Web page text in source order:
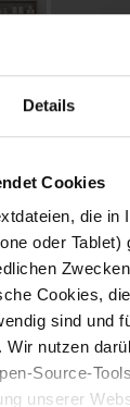
Details
Cookies
die in
oder Tablet)
Cookies,
sind und
Wir nutzen
Source-
unserer